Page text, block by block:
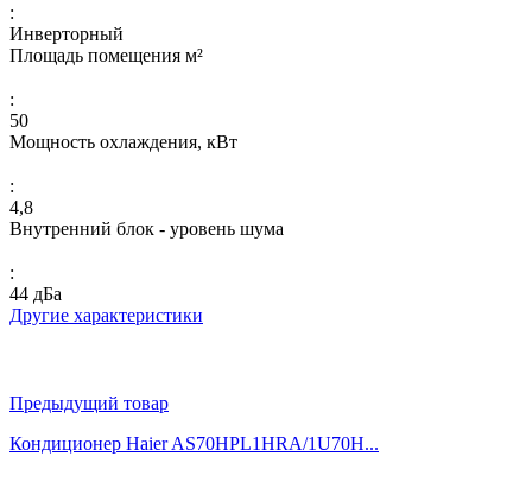
:
Инверторный
Площадь помещения м²
:
50
Мощность охлаждения, кВт
:
4,8
Внутренний блок - уровень шума
:
44 дБа
Другие характеристики
Предыдущий товар
Кондиционер Haier AS70HPL1HRA/1U70H...